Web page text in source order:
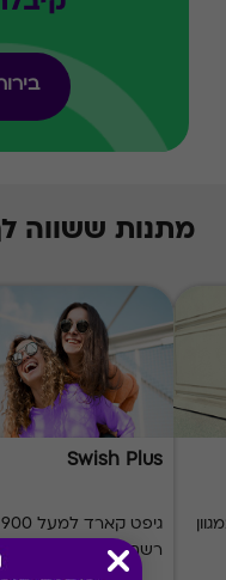
מתנות ששווה
Swish Plus
גיפט קארד למעל 900
רשתות ומותגים